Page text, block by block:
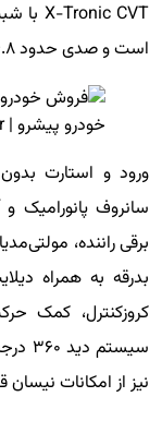
است و صدی حدود ۶.۸ لیتر در سیکل ترکیبی بنزین می‌سوزاند.
سانروف پانورامیک
بدرقه به همراه
کروزکنترل، کمک
نیز از امکانات